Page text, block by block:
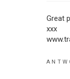
Great
xxx